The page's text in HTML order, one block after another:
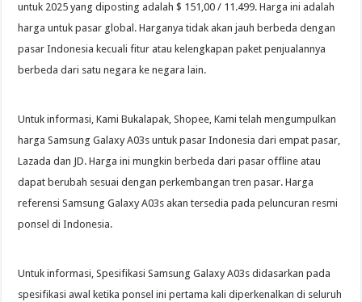
untuk 2025 yang diposting adalah $ 151,00 / 11.499. Harga ini adalah
harga untuk pasar global. Harganya tidak akan jauh berbeda dengan
pasar Indonesia kecuali fitur atau kelengkapan paket penjualannya
berbeda dari satu negara ke negara lain.
Untuk informasi, Kami Bukalapak, Shopee, Kami telah mengumpulkan
harga Samsung Galaxy A03s untuk pasar Indonesia dari empat pasar,
Lazada dan JD. Harga ini mungkin berbeda dari pasar offline atau
dapat berubah sesuai dengan perkembangan tren pasar. Harga
referensi Samsung Galaxy A03s akan tersedia pada peluncuran resmi
ponsel di Indonesia.
Untuk informasi, Spesifikasi Samsung Galaxy A03s didasarkan pada
spesifikasi awal ketika ponsel ini pertama kali diperkenalkan di seluruh